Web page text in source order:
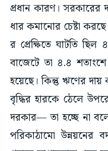
প্রধান কারণ। সরকারের
ধার কমানোর চেষ্টা
র প্রেক্ষিতে ঘাটতি
বাজেটে তা ৪.৪ শতাংশে
হয়েছে। কিন্তু ঋণের
বৃদ্ধির হারকে ঠেলে
দরকার— তা হচ্ছে না
পরিকাঠামো উন্নয়নের